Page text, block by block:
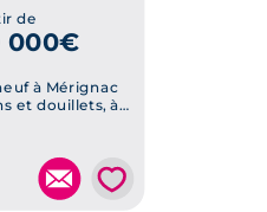
de
000€
à Mérignac
et douillets, à
d'intérêt,
et plaisant.
💗